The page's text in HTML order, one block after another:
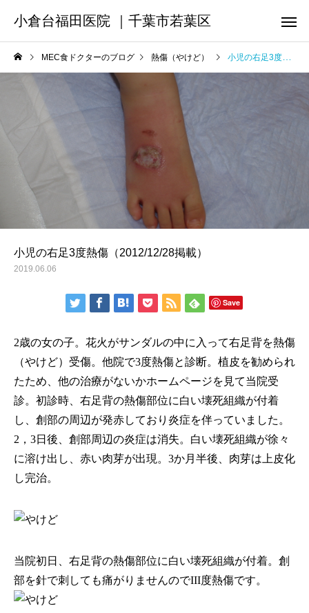
小倉台福田医院 ｜千葉市若葉区
MEC食ドクターのブログ 熱傷（やけど） 小児の右足3度熱傷（2012/12/28掲載）
小児の右足3度熱傷（2012/12/28掲載）
2019.06.06
Save
2歳の女の子。花火がサンダルの中に入って右足背を熱傷
（やけど）受傷。他院で3度熱傷と診断。植皮を勧められ
たため、他の治療がないかホームページを見て当院受
診。初診時、右足背の熱傷部位に白い壊死組織が付着
し、創部の周辺が発赤しており炎症を伴っていました。
2，3日後、創部周辺の炎症は消失。白い壊死組織が徐々
に溶け出し、赤い肉芽が出現。3か月半後、肉芽は上皮化
し完治。
当院初日、右足背の熱傷部位に白い壊死組織が付着。創
部を針で刺しても痛がりませんのでIII度熱傷です。